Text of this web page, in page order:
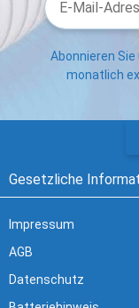
Abonnieren
monatlich
Gesetzliche
Impressum
AGB
Datenschutz